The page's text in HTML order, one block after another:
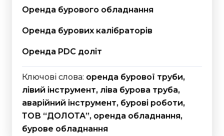
Оренда бурового обладнання
Оренда бурових калібраторів
Оренда PDC доліт
Ключові слова: оренда бурової труби,
лівий інструмент, ліва бурова труба,
аварійний інструмент, бурові роботи,
ТОВ “ДОЛОТА”, оренда обладнання,
бурове обладнання